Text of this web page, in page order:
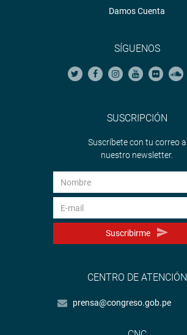
Damos Cuenta
SÍGUENOS
SUSCRIPCIÓN
Suscríbete con tu correo a
nuestro newsletter.
Suscribirme
CENTRO DE ATENCIÓN
prensa@congreso.gob.pe